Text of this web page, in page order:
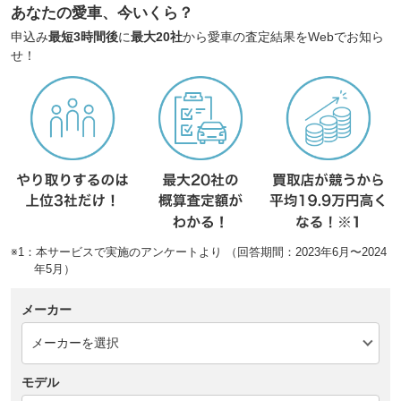
あなたの愛車、今いくら？
申込み最短3時間後に最大20社から愛車の査定結果をWebでお知ら
せ！
※1：本サービスで実施のアンケートより （回答期間：2023年6月〜2024
年5月）
メーカー
モデル